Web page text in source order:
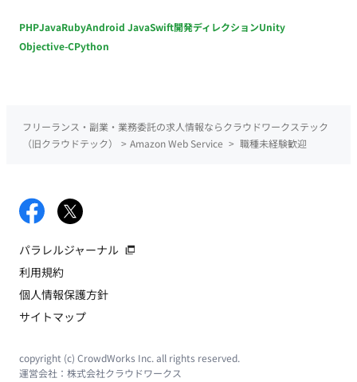
PHPJavaRubyAndroid JavaSwift開発ディレクションUnity
Objective-CPython
フリーランス・副業・業務委託の求人情報ならクラウドワークステック
（旧クラウドテック）
> Amazon Web Service > 職種未経験歓迎
パラレルジャーナル
利用規約
個人情報保護方針
サイトマップ
copyright (c) CrowdWorks Inc. all rights reserved.
運営会社： 株式会社クラウドワークス